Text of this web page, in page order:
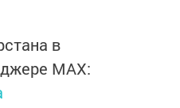
в
MАХ: